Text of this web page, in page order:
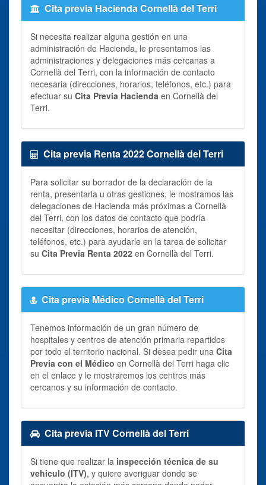
Cita previa Hacienda Cornellà del Terri
Si necesita realizar alguna gestión en una
administración de Hacienda, le presentamos las
administraciones y delegaciones más cercanas a
Cornellà del Terri, con la información de contacto
necesaria (direcciones, horarios, teléfonos, etc.) para
efectuar su Cita Previa Hacienda en Cornellà del
Terri.
Cita previa Renta 2022 Cornellà del Terri
Para solicitar su borrador de la declaración de la
renta, presentarla u otras gestiones, le mostramos las
delegaciones de Hacienda más próximas a Cornellà
del Terri, con los datos de contacto que podría
necesitar (direcciones, horarios de atención,
teléfonos, etc.) para ayudarle en la tarea de solicitar
su Cita Previa Renta 2022 en Cornellà del Terri.
Cita previa Médico Cornellà del Terri
Tenemos información de un gran número de
hospitales y centros de atención primaria repartidos
por todo el territorio nacional. Si desea pedir una Cita
Previa con el Médico en Cornellà del Terri haga clic
en el enlace y le mostraremos los centros más
cercanos y su información de contacto.
Cita previa ITV Cornellà del Terri
Si tiene que realizar la inspección técnica de su
vehiculo (ITV), y quiere averiguar donde se